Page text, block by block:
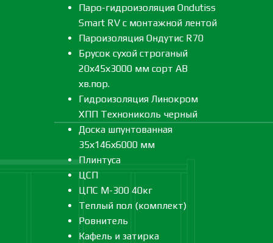
Паро-гидроизоляция Ondutiss
Smart RV с монтажной лентой
Пароизоляция Ондутис R70
Брусок сухой строганый
20х45х3000 мм сорт АВ
хв.пор.
Гидроизоляция Линокром
ХПП Технониколь черный
Доска шпунтованная
35х146х6000 мм
Плинтуса
ЦСП
ЦПС М-300 40кг
Теплый пол (комплект)
Ровнитель
Кафель и затирка